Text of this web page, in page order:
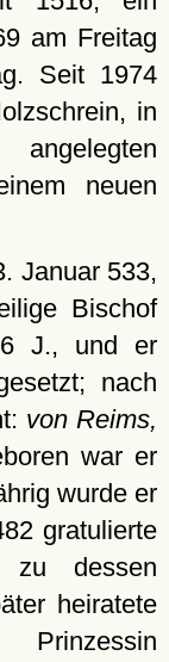
am Freitag
Seit 1974
in
neuen
Januar 533,
Bischof
J., und er
nach
von Reims,
war er
wurde er
gratulierte
dessen
heiratete